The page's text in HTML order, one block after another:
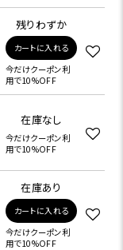
残りわずか
カートに入れる
今だけクーポン利
用で10%OFF
在庫なし
今だけクーポン利
用で10%OFF
在庫あり
カートに入れる
今だけクーポン利
用で10%OFF